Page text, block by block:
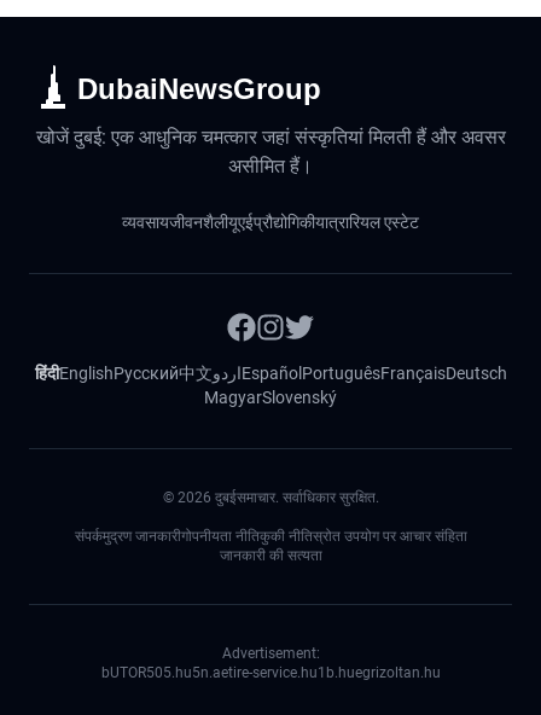
DubaiNewsGroup
खोजें दुबई: एक आधुनिक चमत्कार जहां संस्कृतियां मिलती हैं और अवसर
असीमित हैं।
व्यवसायजीवनशैलीयूएईप्रौद्योगिकीयात्रारियल एस्टेट
हिंदीEnglishРусский中文اردوEspañol PortuguêsFrançaisDeutsch
MagyarSlovenský
© 2026 दुबईसमाचार. सर्वाधिकार सुरक्षित.
संपर्कमुद्रण जानकारीगोपनीयता नीतिकुकी नीतिस्रोत उपयोग पर आचार संहिता
जानकारी की सत्यता
Advertisement:
bUTOR505.hu5n.aetire-service.hu1b.huegrizoltan.hu